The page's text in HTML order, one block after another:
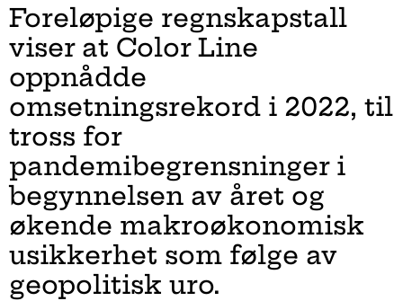
Foreløpige regnskapstall
viser at Color Line
oppnådde
omsetningsrekord i 2022, til
tross for
pandemibegrensninger i
begynnelsen av året og
økende makroøkonomisk
usikkerhet som følge av
geopolitisk uro.